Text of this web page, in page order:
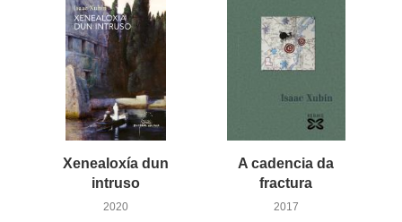
Xenealoxía dun
intruso
2020
A cadencia da
fractura
2017